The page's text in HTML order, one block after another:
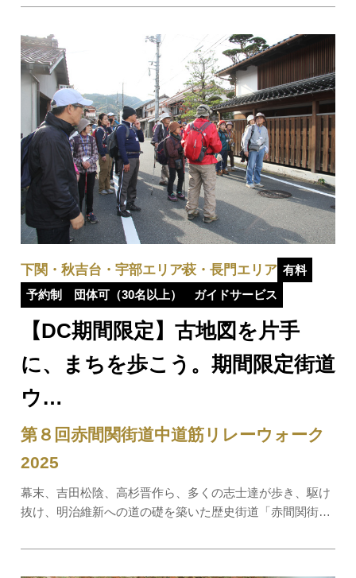
て、大地の楽しみ方をご案内します。日本最大級のカルス
【DC期間限定】古地図を片手
に、まちを歩こう。期間限定街道
ウ…
第８回赤間関街道中道筋リレーウォーク
2025
幕末、吉田松陰、高杉晋作ら、多くの志士達が歩き、駆け
抜け、明治維新への道の礎を築いた歴史街道「赤間関街
２．８㎞を５つのステージに分けて歩きます。【開催日
下関・秋吉台・宇部エリア萩・長門エリア 有料
予約制
団体可（30名以上） ガイドサービス